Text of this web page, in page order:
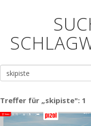
Treffer für „skipiste": 1